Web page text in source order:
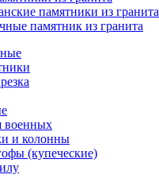
памятники из гранита
памятник из гранита
военных
и колонны
(купеческие)